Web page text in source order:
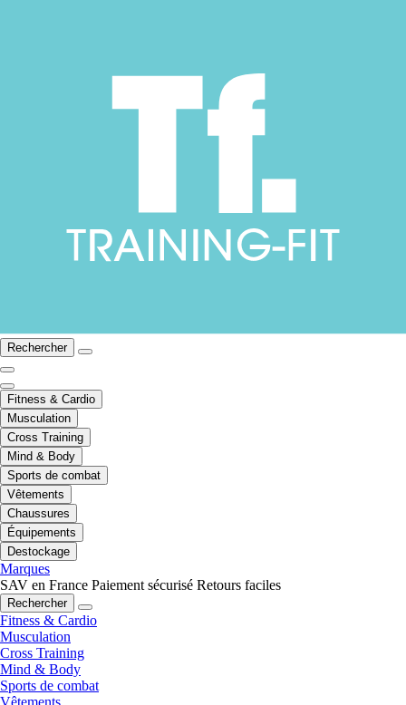
Rechercher
Fitness & Cardio
Musculation
Cross Training
Mind & Body
Sports de combat
Vêtements
Chaussures
Équipements
Destockage
Marques
SAV en France Paiement sécurisé Retours faciles
Rechercher
Fitness & Cardio
Musculation
Cross Training
Mind & Body
Sports de combat